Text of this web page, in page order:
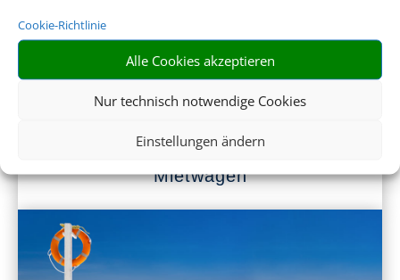
Cookie-Richtlinie
Alle Cookies akzeptieren
Nur technisch notwendige Cookies
Einstellungen ändern
Mietwagen